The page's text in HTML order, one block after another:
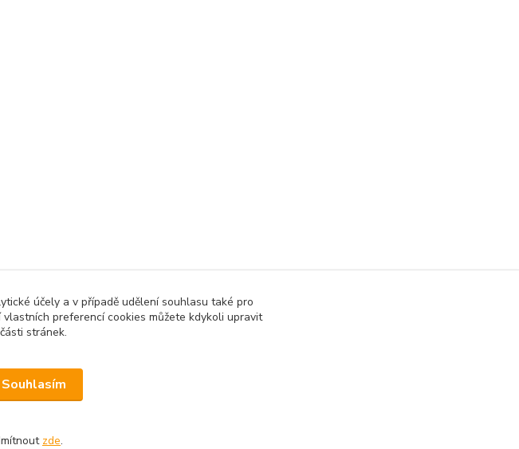
účely a v případě udělení souhlasu také pro
preferencí cookies můžete kdykoli upravit
stránek.
Souhlasím
zde.